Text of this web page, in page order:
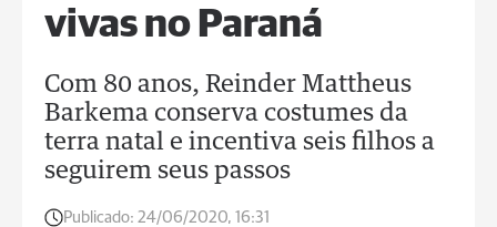
vivas no Paraná
Com 80 anos, Reinder Mattheus
Barkema conserva costumes da
terra natal e incentiva seis filhos a
seguirem seus passos
Publicado: 24/06/2020, 16:31